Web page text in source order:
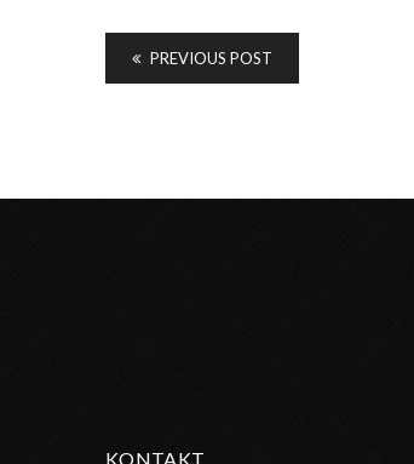
PREVIOUS POST
KONTAKT